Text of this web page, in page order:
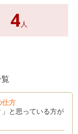
4 人
仕方
」と思っている方が